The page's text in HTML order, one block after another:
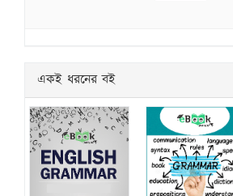
একই ধরনের বই